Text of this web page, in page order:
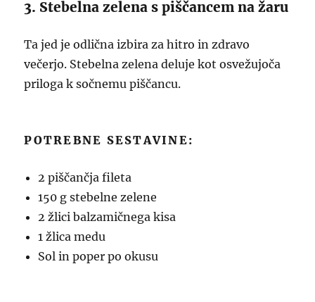
3. Stebelna zelena s piščancem na žaru
Ta jed je odlična izbira za hitro in zdravo
večerjo. Stebelna zelena deluje kot osvežujoča
priloga k sočnemu piščancu.
POTREBNE SESTAVINE:
2 piščančja fileta
150 g stebelne zelene
2 žlici balzamičnega kisa
1 žlica medu
Sol in poper po okusu